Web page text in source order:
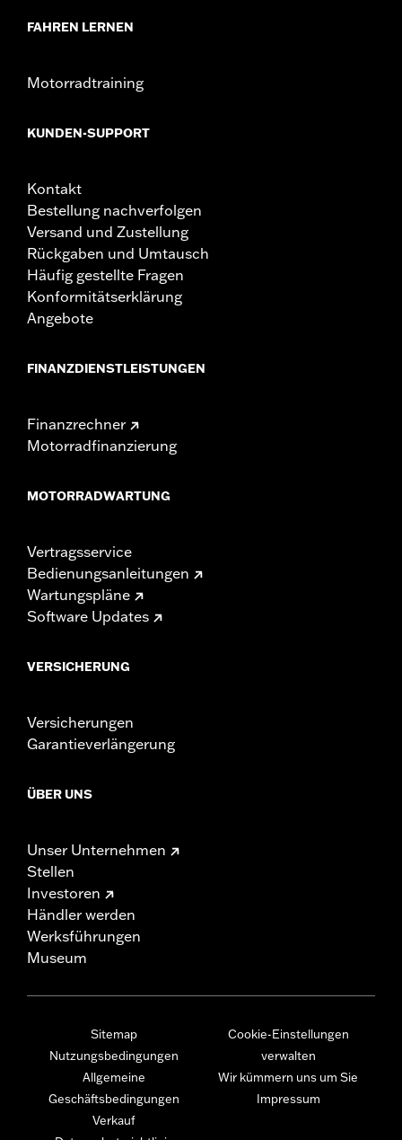
FAHREN LERNEN
Motorradtraining
KUNDEN-SUPPORT
Kontakt
Bestellung nachverfolgen
Versand und Zustellung
Rückgaben und Umtausch
Häufig gestellte Fragen
Konformitätserklärung
Angebote
FINANZDIENSTLEISTUNGEN
Finanzrechner
Motorradfinanzierung
MOTORRADWARTUNG
Vertragsservice
Bedienungsanleitungen
Wartungspläne
Software Updates
VERSICHERUNG
Versicherungen
Garantieverlängerung
ÜBER UNS
Unser Unternehmen
Stellen
Investoren
Händler werden
Werksführungen
Museum
Sitemap
Nutzungsbedingungen
Allgemeine
Geschäftsbedingungen
Verkauf
Cookie-Einstellungen
verwalten
Wir kümmern uns um Sie
Impressum